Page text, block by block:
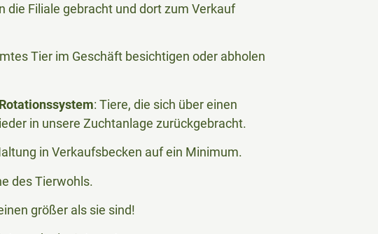
die Filiale gebracht und dort zum Verkauf
Tier im Geschäft besichtigen oder abholen
: Tiere, die sich über einen
in unsere Zuchtanlage zurückgebracht.
in Verkaufsbecken auf ein Minimum.
des Tierwohls.
größer als sie sind!